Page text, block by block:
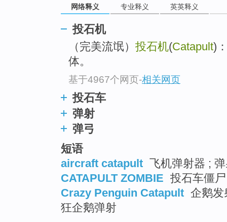
网络释义 专业释义 英英释义
投石机
（完美流氓） 投石机(Catapult)
体。
基于4967个网页-相关网页
投石车
弹射
弹弓
短语
aircraft catapult 飞机弹射器 ;
CATAPULT ZOMBIE 投石车僵
Crazy Penguin Catapult 企鹅发
狂企鹅弹射